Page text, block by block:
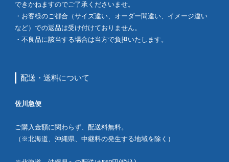
できかねますのでご了承くださいませ。
・お客様のご都合（サイズ違い、オーダー間違い、イメージ違い
など）での返品は受け付けておりません。
・不良品に該当する場合は当方で負担いたします。
配送・送料について
佐川急便
ご購入金額に関わらず、配送料無料。
（※北海道、沖縄県、中継料の発生する地域を除く）